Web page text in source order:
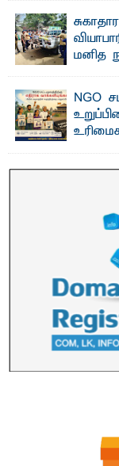
வழங்கும் திட்டம்
ப ல்கலைக்கழக
மேம்படுத்தும்
மனித
பாறுக் ஷிஹான்- க
சுகாதார
NGO
ஜே. எப். காமிலா